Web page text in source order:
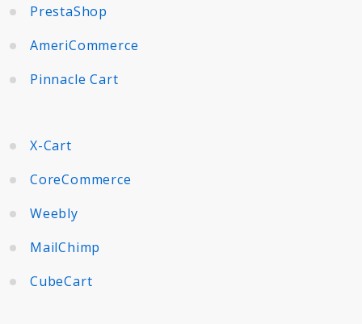
PrestaShop
AmeriCommerce
Pinnacle Cart
X-Cart
CoreCommerce
Weebly
MailChimp
CubeCart